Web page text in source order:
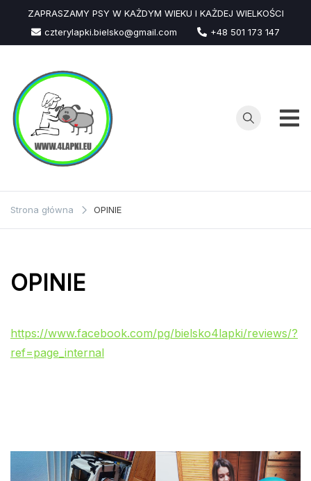
Przejdź
treści
ZAPRASZAMY PSY W KAŻDYM WIEKU I KAŻDEJ WIELKOŚCI
czterylapki.bielsko@gmail.com
+48 501 173 147
Strona główna OPINIE
OPINIE
https://www.facebook.com/pg/bielsko4lapki/reviews/?
ref=page_internal